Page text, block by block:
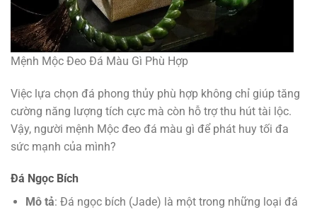
Mệnh Mộc Đeo Đá Màu Gì Phù Hợp
Việc lựa chọn đá phong thủy phù hợp không chỉ giúp tăng
cường năng lượng tích cực mà còn hỗ trợ thu hút tài lộc.
Vậy, người mệnh Mộc đeo đá màu gì để phát huy tối đa
sức mạnh của mình?
Đá Ngọc Bích
Mô tả: Đá ngọc bích (Jade) là một trong những loại đá